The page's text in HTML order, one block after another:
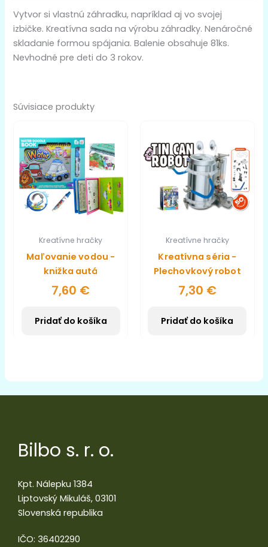
Vytvor si vlastnú záhradku, napríklad aj vo svojej
izbičke. Kreatívna sada na výrobu záhradky. Nenáročné
skladanie formou spájania. Balenie obsahuje 81ks.
Nevhodné pre deti do 3 rokov.
Súvisiace produkty
Kreatívne hračky
Maľovanie vodou -
knižka autá
7,60 €
Pridať do košíka
Kreatívne hračky
Kreatívna séria -
Plechovkový robot
7,30 €
Pridať do košíka
Bilbo s. r. o.
Kpt. Nálepku 1384
Liptovský Mikuláš, 03101
Slovenská republika
IČO: 36402290